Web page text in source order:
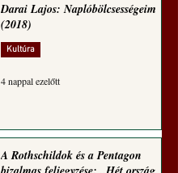
Darai Lajos: Naplóbölcsességeim
(2018)
Kultúra
4 nappal ezelőtt
A Rothschildok és a Pentagon